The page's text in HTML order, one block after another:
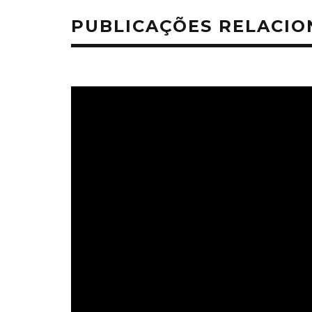
PUBLICAÇÕES